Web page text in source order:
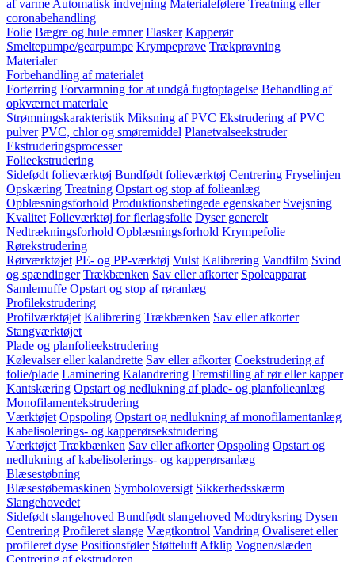
af varme Automatisk indvejning Materialefølere Treatning eller
coronabehandling
Folie Bægre og hule emner Flasker Kapperør
Smeltepumpe/gearpumpe Krympeprøve Trækprøvning
Materialer
Forbehandling af materialet
Fortørring Forvarmning for at undgå fugtoptagelse Behandling af
opkværnet materiale
Strømningskarakteristik Miksning af PVC Ekstrudering af PVC
pulver PVC, chlor og smøremiddel Planetvalseekstruder
Ekstruderingsprocesser
Folieekstrudering
Sidefødt folieværktøj Bundfødt folieværktøj Centrering Fryselinjen
Opskæring Treatning Opstart og stop af folieanlæg
Opblæsningsforhold Produktionsbetingede egenskaber Svejsning
Kvalitet Folieværktøj for flerlagsfolie Dyser generelt
Nedtrækningsforhold Opblæsningsforhold Krympefolie
Rørekstrudering
Rørværktøjet PE- og PP-værktøj Vulst Kalibrering Vandfilm Svind
og spændinger Trækbænken Sav eller afkorter Spoleapparat
Samlemuffe Opstart og stop af røranlæg
Profilekstrudering
Profilværktøjet Kalibrering Trækbænken Sav eller afkorter
Stangværktøjet
Plade og planfolieekstrudering
Kølevalser eller kalandrette Sav eller afkorter Coekstrudering af
folie/plade Laminering Kalandrering Fremstilling af rør eller kapper
Kantskæring Opstart og nedlukning af plade- og planfolieanlæg
Monofilamentekstrudering
Værktøjet Opspoling Opstart og nedlukning af monofilamentanlæg
Kabelisolerings- og kapperørsekstrudering
Værktøjet Trækbænken Sav eller afkorter Opspoling Opstart og
nedlukning af kabelisolerings- og kapperørsanlæg
Blæsestøbning
Blæsestøbemaskinen Symboloversigt Sikkerhedsskærm
Slangehovedet
Sidefødt slangehoved Bundfødt slangehoved Modtryksring Dysen
Centrering Profileret slange Vægtkontrol Vandring Ovaliseret eller
profileret dyse Positionsføler Støtteluft Afklip Vognen/slæden
Centrering af ekstruderen